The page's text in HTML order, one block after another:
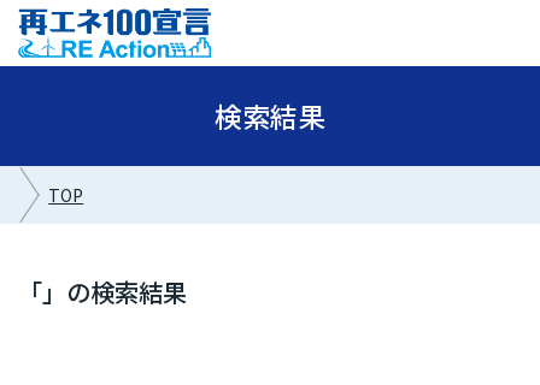
検索結果
TOP
「」の検索結果